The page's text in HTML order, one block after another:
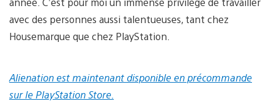
avec des personnes aussi talentueuses, tant chez
Housemarque que chez PlayStation.
Alienation est maintenant disponible en précommande
sur le PlayStation Store.